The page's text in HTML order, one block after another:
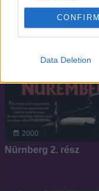
CONFIRM
Data Deletion
2000
Nürnberg 2. rész